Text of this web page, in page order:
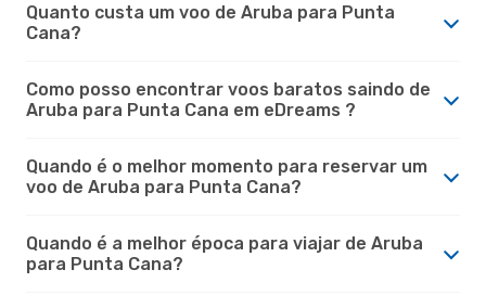
Quanto custa um voo de Aruba para Punta
Cana?
Como posso encontrar voos baratos saindo de
Aruba para Punta Cana em eDreams ?
Quando é o melhor momento para reservar um
voo de Aruba para Punta Cana?
Quando é a melhor época para viajar de Aruba
para Punta Cana?